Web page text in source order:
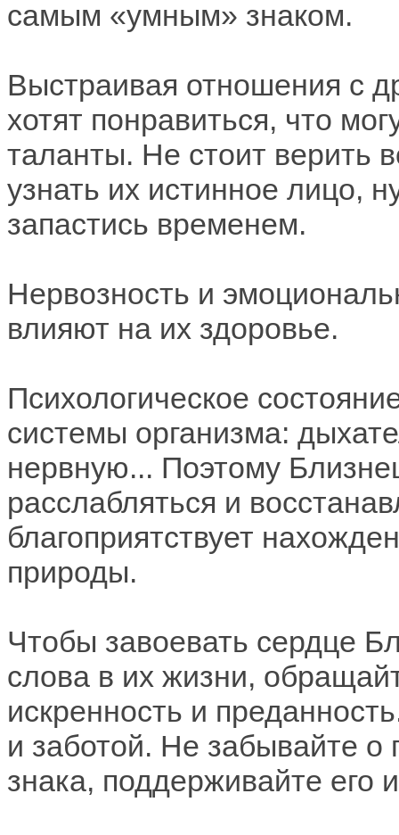
самым «умным» знаком.
Выстраивая отношения с
хотят понравиться, что
таланты. Не стоит верить
узнать их истинное лицо,
запастись временем.
Нервозность и
влияют на их здоровье.
Психологическое
системы организма:
нервную... Поэтому
расслабляться и
благоприятствует
природы.
Чтобы завоевать сердце
слова в их жизни,
искренность и
и заботой. Не забывайте о
знака, поддерживайте его